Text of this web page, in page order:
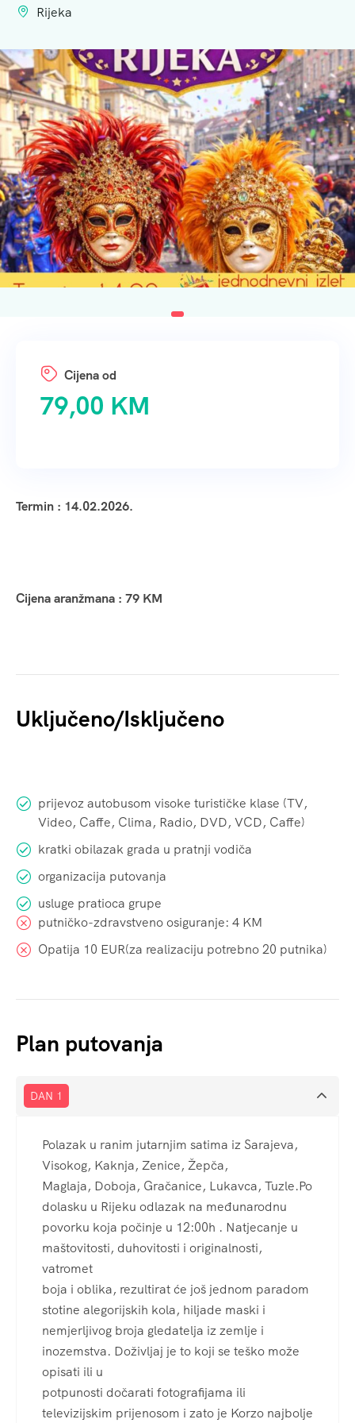
Rijeka
Termin : 14.02.2026.
Cijena aranžmana : 79 KM
prijevoz autobusom visoke turističke klase (TV,
Video, Caffe, Clima, Radio, DVD, VCD, Caffe)
kratki obilazak grada u pratnji vodiča
organizacija putovanja
usluge pratioca grupe
putničko-zdravstveno osiguranje: 4 KM
Opatija 10 EUR(za realizaciju potrebno 20 putnika)
DAN 1
Polazak u ranim jutarnjim satima iz Sarajeva,
Visokog, Kaknja, Zenice, Žepča,
Maglaja, Doboja, Gračanice, Lukavca, Tuzle.Po
dolasku u Rijeku odlazak na međunarodnu
povorku koja počinje u 12:00h . Natjecanje u
maštovitosti, duhovitosti i originalnosti,
vatromet
boja i oblika, rezultirat će još jednom paradom
stotine alegorijskih kola, hiljade maski i
nemjerljivog broja gledatelja iz zemlje i
inozemstva. Doživljaj je to koji se teško može
opisati ili u
potpunosti dočarati fotografijama ili
televizijskim prijenosom i zato je Korzo najbolje
79,00 KM